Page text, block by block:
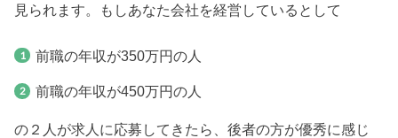
見られます。もしあなた会社を経営しているとして
前職の年収が350万円の人
前職の年収が450万円の人
の２人が求人に応募してきたら、後者の方が優秀に感じ